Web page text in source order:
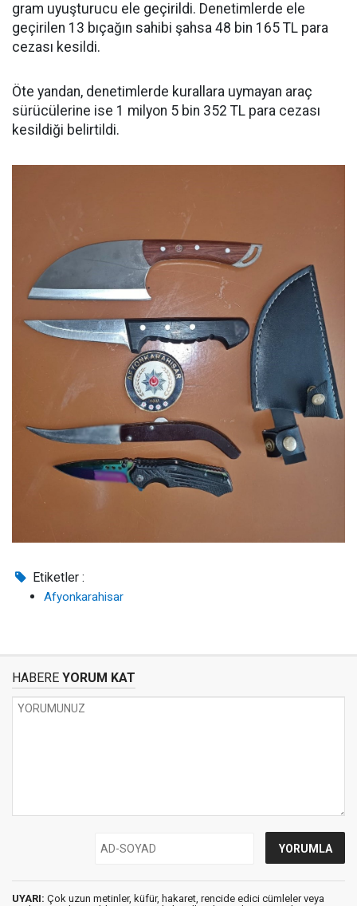
gram uyuşturucu ele geçirildi. Denetimlerde ele
geçirilen 13 bıçağın sahibi şahsa 48 bin 165 TL para
cezası kesildi.
Öte yandan, denetimlerde kurallara uymayan araç
sürücülerine ise 1 milyon 5 bin 352 TL para cezası
kesildiği belirtildi.
Etiketler :
Afyonkarahisar
HABERE YORUM KAT
UYARI: Çok uzun metinler, küfür, hakaret, rencide edici cümleler veya